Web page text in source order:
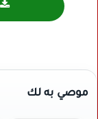
موصي به لك